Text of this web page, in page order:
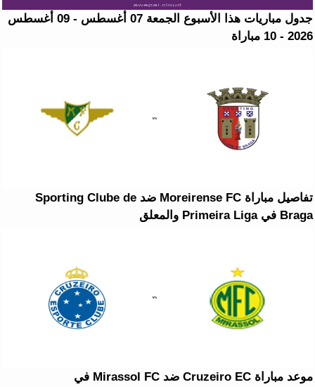
جدول مباريات هذا الأسبوع الجمعة 07 أغسطس - 09 أغسطس
2026 - 10 مباراة
تفاصيل مباراة Moreirense FC ضد Sporting Clube de
Braga في Primeira Liga والمعلق
موعد مباراة Cruzeiro EC ضد Mirassol FC في